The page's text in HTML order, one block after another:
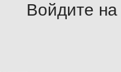
Войдите на